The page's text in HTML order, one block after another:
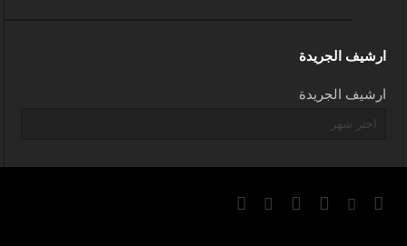
ارشيف الجريدة
ارشيف الجريدة